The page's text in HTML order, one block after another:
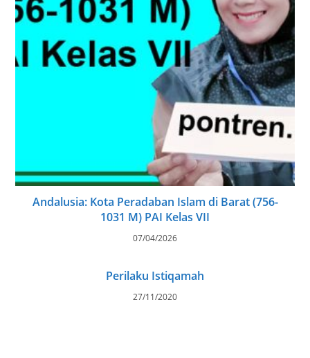
Andalusia: Kota Peradaban Islam di Barat (756-
1031 M) PAI Kelas VII
07/04/2026
Perilaku Istiqamah
27/11/2020